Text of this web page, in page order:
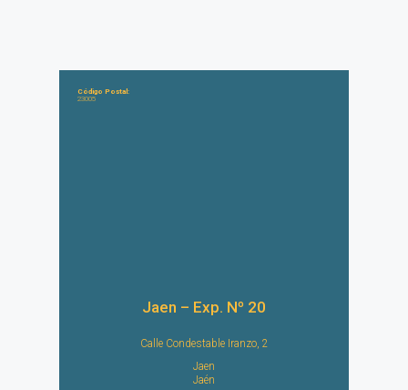
Código Postal:
23005
Jaen – Exp. Nº 20
Calle Condestable Iranzo, 2
Jaen
Jaén